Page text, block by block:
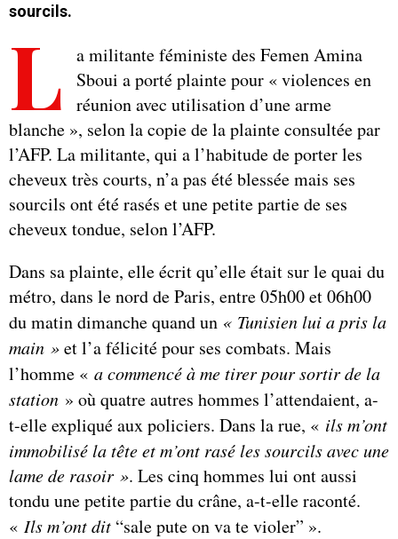
sourcils.
L
a militante féministe des Femen Amina
Sboui a porté plainte pour « violences en
réunion avec utilisation d’une arme
blanche », selon la copie de la plainte consultée par
l’AFP. La militante, qui a l’habitude de porter les
cheveux très courts, n’a pas été blessée mais ses
sourcils ont été rasés et une petite partie de ses
cheveux tondue, selon l’AFP.
Dans sa plainte, elle écrit qu’elle était sur le quai du
métro, dans le nord de Paris, entre 05h00 et 06h00
du matin dimanche quand un « Tunisien luia pris la
main »et l’a félicité pour ses combats. Mais
l’homme « a commencé à me tirer pour sortir de la
station » où quatre autres hommes l’attendaient, a-
t-elle expliqué aux policiers. Dans la rue, « ils m’ont
immobilisé la tête et m’ont rasé les sourcils avec une
lame de rasoir ». Les cinq hommes lui ont aussi
tondu une petite partie du crâne, a-t-elle raconté.
« Ils m’ont dit “sale pute on va te violer” ».